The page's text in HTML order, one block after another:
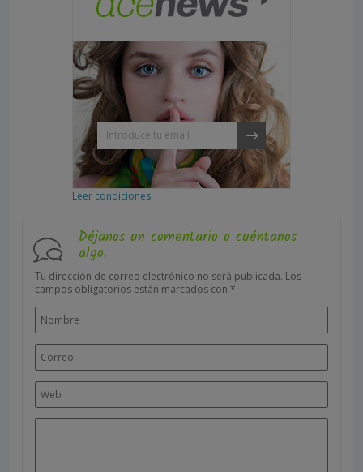
Leer condiciones
Déjanos un comentario o cuéntanos
algo.
Tu dirección de correo electrónico no será publicada. Los
campos obligatorios están marcados con *